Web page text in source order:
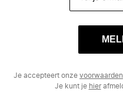
Je accepteert onze voorwaarden
Je kunt je hier